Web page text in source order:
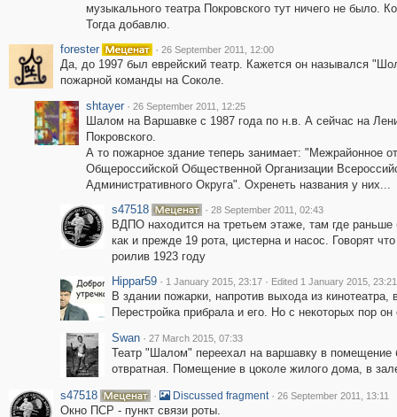
музыкального театра Покровского тут ничего не
Тогда добавлю.
forester
· 26 September 2011, 12:00
Да, до 1997 был еврейский театр. Кажется он назывался
пожарной команды на Соколе.
shtayer · 26 September 2011, 12:25
Шалом на Варшавке с 1987 года по н.в. А сейчас на
Покровского.
А то пожарное здание теперь занимает: "Межрайонное
Общероссийской Общественной Организации
Административного Округа". Охренеть названия у них...
s47518
· 28 September 2011, 02:43
ВДПО находится на третьем этаже, там где
как и прежде 19 рота, цистерна и насос. Говорят
роилив 1923 году
Hippar59 · 1 January 2015, 23:17 · Edited 1 January 2015, 23:21
В здании пожарки, напротив выхода из
Перестройка прибрала и его. Но с некоторых пор
Swan · 27 March 2015, 07:33
Театр "Шалом" переехал на варшавку в помещение
отвратная. Помещение в цоколе жилого дома, в
s47518
· Discussed fragment · 26 September 2011, 13:11
Окно ПСР - пункт связи роты.